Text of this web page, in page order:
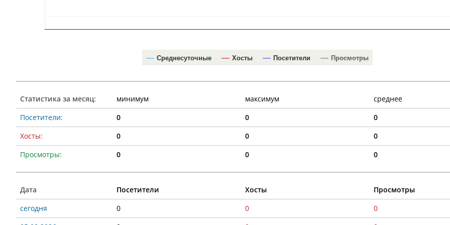
Среднесуточные Хосты Посетители Просмотры
Статистика за месяц: минимум максимум
среднее
Посетители:
0 0
0
Хосты:
0 0
0
Просмотры:
0 0 0
Дата Посетители Хосты
Просмотры
сегодня
0 0
0